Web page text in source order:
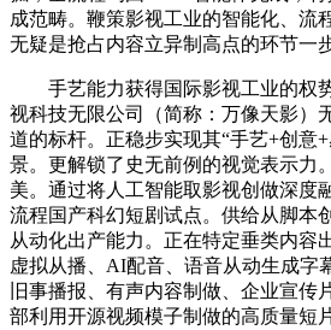
成范畴。鞭策影视工业的智能化、流
无疑是抢占内容立异制高点的环节一
手艺能力获得国际影视工业的权
视科技无限公司（简称：万像天影）
道的标杆。正稳步实现其“手艺+创意
景。更解锁了史无前例的视觉表示力
美。通过将人工智能取影视创做深度
流程国产科幻短剧试点。供给从脚本
从动化出产能力。正在特定垂类内容
虚拟从播、AI配音、语音从动生成字
旧事播报、有声内容制做、企业宣传
部利用开源视频模子制做的高质量短